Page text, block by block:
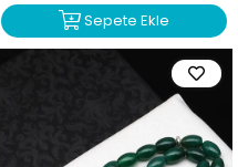
Sepete Ekle